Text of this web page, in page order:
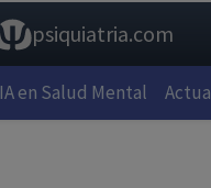
psiquiatria.com
IA en Salud Mental